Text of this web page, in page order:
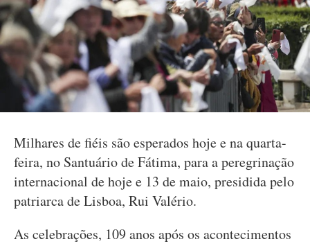
Milhares de fiéis são esperados hoje e na quarta-
feira, no Santuário de Fátima, para a peregrinação
internacional de hoje e 13 de maio, presidida pelo
patriarca de Lisboa, Rui Valério.
As celebrações, 109 anos após os acontecimentos